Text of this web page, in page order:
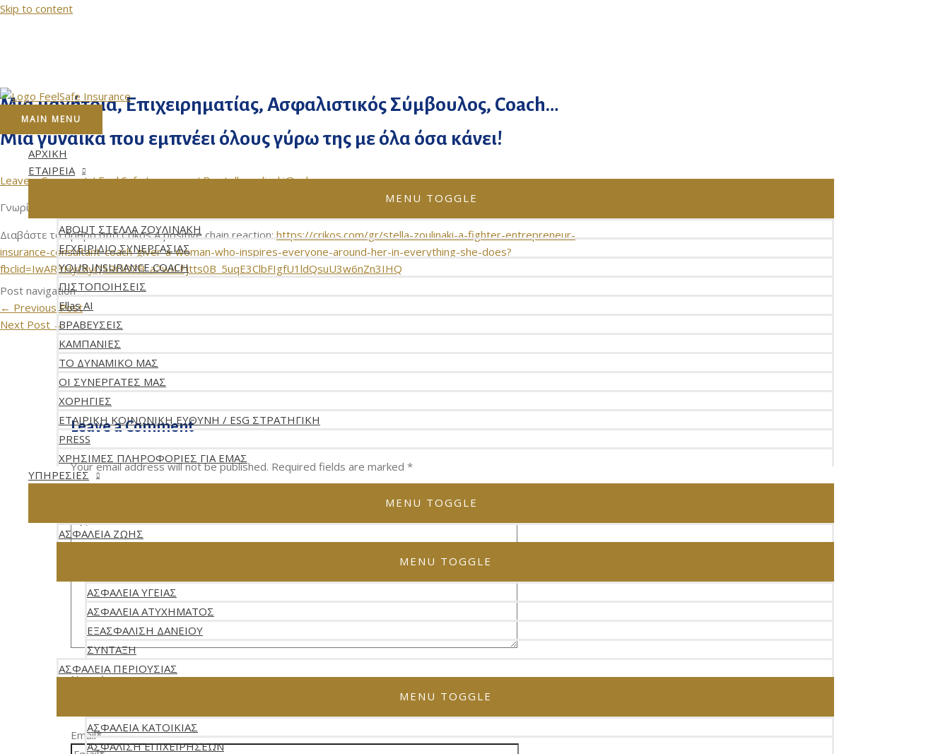
Skip to content
MAIN MENU
ΑΡΧΙΚΗ
ΕΤΑΙΡΕΙΑ
MENU TOGGLE
ABOUT ΣΤΕΛΛΑ ΖΟΥΛΙΝΑΚΗ
ΕΓΧΕΙΡΙΔΙΟ ΣΥΝΕΡΓΑΣΙΑΣ
YOUR INSURANCE COACH
ΠΙΣΤΟΠΟΙΗΣΕΙΣ
Ellas AI
ΒΡΑΒΕΥΣΕΙΣ
ΚΑΜΠΑΝΙΕΣ
ΤΟ ΔΥΝΑΜΙΚΟ ΜΑΣ
ΟΙ ΣΥΝΕΡΓΑΤΕΣ ΜΑΣ
ΧΟΡΗΓΙΕΣ
ΕΤΑΙΡΙΚΗ ΚΟΙΝΩΝΙΚΗ ΕΥΘΥΝΗ / ESG ΣΤΡΑΤΗΓΙΚΗ
PRESS
ΧΡΗΣΙΜΕΣ ΠΛΗΡΟΦΟΡΙΕΣ ΓΙΑ ΕΜΑΣ
ΥΠΗΡΕΣΙΕΣ
MENU TOGGLE
ΑΣΦΑΛΕΙΑ ΖΩΗΣ
MENU TOGGLE
ΑΣΦΑΛΕΙΑ ΥΓΕΙΑΣ
ΑΣΦΑΛΕΙΑ ΑΤΥΧΗΜΑΤΟΣ
ΕΞΑΣΦΑΛΙΣΗ ΔΑΝΕΙΟΥ
ΣΥΝΤΑΞΗ
ΑΣΦΑΛΕΙΑ ΠΕΡΙΟΥΣΙΑΣ
MENU TOGGLE
ΑΣΦΑΛΕΙΑ ΚΑΤΟΙΚΙΑΣ
ΑΣΦΑΛΙΣΗ ΕΠΙΧΕΙΡΗΣΕΩΝ
Μια μαχήτρια, Επιχειρηματίας, Ασφαλιστικός Σύμβουλος, Coach…
Μια γυναίκα που εμπνέει όλους γύρω της με όλα όσα κάνει!
Leave a Comment /Feel Safe Insurance/ Bystellazoulinaki@yahoo.gr
Γνωρίστε τη Στέλλα Ζουλινάκη μέσα από την ιστορία της.
Διαβάστε το άρθρο από Crikos A positive chain reaction: https://crikos.com/gr/stella-zoulinaki-a-fighter-entrepreneur-
insurance-consultant-coach-giver-a-woman-who-inspires-everyone-around-her-in-everything-she-does?
fbclid=IwAR3HyOlyQSRODZB_a2wILEjtts0B_5uqE3ClbFIgfU1ldQsuU3w6nZn3IHQ
Post navigation
← Previous Post
Next Post →
Leave a Comment
Your email address will not be published. Required fields are marked*
Name*
Email*